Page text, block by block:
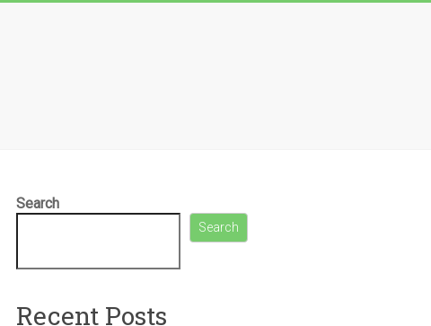
Search
Search
Recent Posts